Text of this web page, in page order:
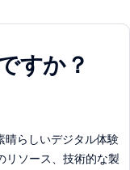
すか？
らしいデジタル体験
リソース、技術的な製